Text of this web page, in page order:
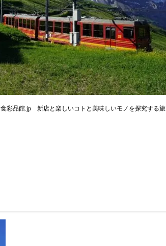
食彩品館.jp 新店と楽しいコトと美味しいモノを探究する旅